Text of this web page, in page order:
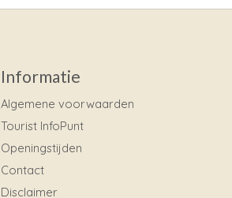
Informatie
Algemene voorwaarden
Tourist InfoPunt
Openingstijden
Contact
Disclaimer